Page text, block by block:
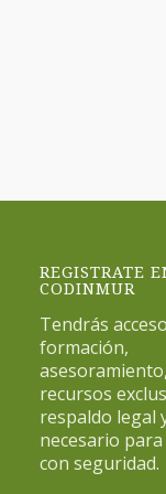
REGISTRATE
CODINMUR
Tendrás
formación,
asesoramiento,
recursos
respaldo legal
necesario
con seguridad.